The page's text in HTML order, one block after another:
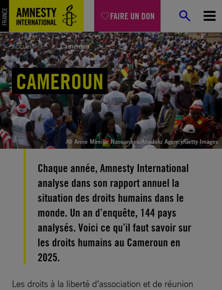
FAIRE UN DON
Aller
au
contenu
Accueil Cameroun
CAMEROUN
/© Anne Mireille Nzouankeu/Anadolu Agency/Getty Images
Chaque année, Amnesty International
analyse dans son rapport annuel la
situation des droits humains dans le
monde. Un an d’enquête, 144 pays
analysés. Voici ce qu’il faut savoir sur
les droits humains au Cameroun en
2025.
Les droits à la liberté d’association et de réunion